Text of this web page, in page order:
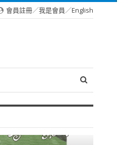
會員註冊／我是會員／English